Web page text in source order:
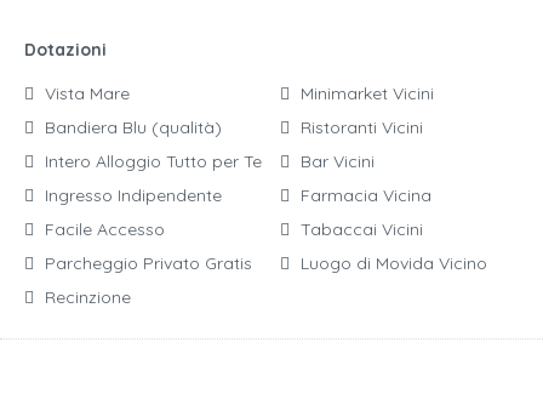
Dotazioni
Vista Mare
Bandiera Blu (qualità)
Intero Alloggio Tutto per Te
Ingresso Indipendente
Facile Accesso
Parcheggio Privato Gratis
Recinzione
Minimarket Vicini
Ristoranti Vicini
Bar Vicini
Farmacia Vicina
Tabaccai Vicini
Luogo di Movida Vicino